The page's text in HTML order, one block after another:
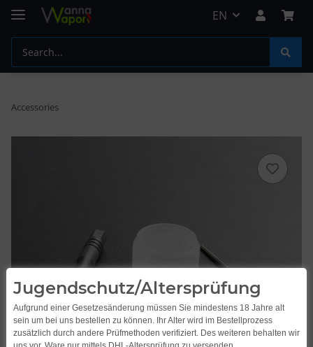
EN
Accessories
Jugendschutz/Altersprüfung
Aufgrund einer Gesetzesänderung müssen Sie mindestens 18 Jahre alt
sein um bei uns bestellen zu können. Ihr Alter wird im Bestellprozess
zusätzlich durch andere Prüfmethoden verifiziert. Des weiteren behalten wir